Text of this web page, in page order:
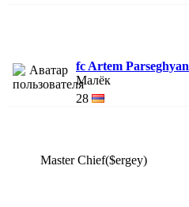
fc Artem Parseghyan
Малёк
28
Master Chief($ergey)